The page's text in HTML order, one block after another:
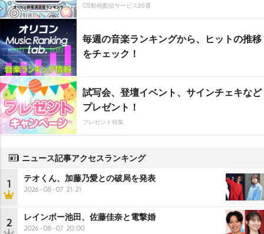
CS動画配信サービス20選
毎週の音楽ランキングから、ヒットの推移
をチェック！
試写会、登壇イベント、サインチェキなど
プレゼント！
プレゼント特集
ニュース記事アクセスランキング
1 テオくん、加藤乃愛との破局を発表
2026-08-07 21:21
2 レインボー池田、佐藤佳奈と電撃婚
2026-08-07 20:00